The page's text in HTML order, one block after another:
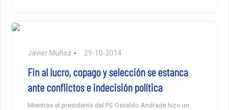
Javier Muñoz 29-10-2014
Fin al lucro, copago y selección se estanca
ante conflictos e indecisión política
Mientras el presidente del PS Osvaldo Andrade hizo un